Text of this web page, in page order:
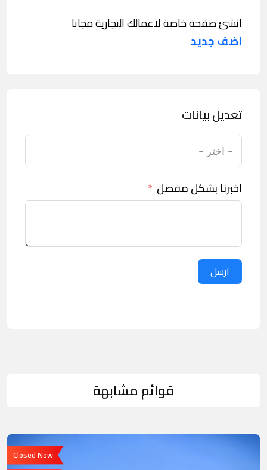
انشئ صفحة خاصة لاعمالك التجارية مجانا
اضف جديد
تعديل بيانات
اخبرنا بشكل مفصل
ارسل
قوائم مشابهة
Closed Now